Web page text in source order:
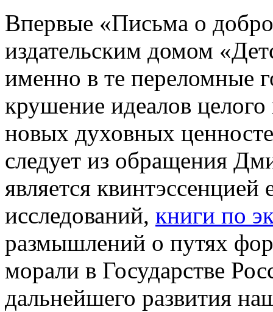
Впервые «Письма о
издательским домом
именно в те переломные
крушение идеалов
новых духовных
следует из обращения
является квинтэссенцией
исследований, книги по
размышлений о путях
морали в Государстве
дальнейшего развития